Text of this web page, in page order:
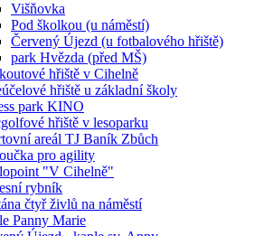
Višňovka
Pod školkou (u náměstí)
Červený Újezd (u fotbalového hřiště)
park Hvězda (před MŠ)
hřiště v Cihelně
hřiště u základní školy
park KINO
hřiště v lesoparku
areál TJ Baník Zbůch
pro agility
"V Cihelně"
rybník
čtyř živlů na náměstí
Panny Marie